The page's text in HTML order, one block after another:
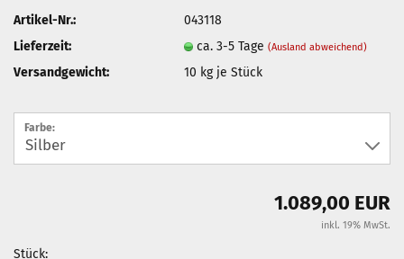
Artikel-Nr.:
043118
Lieferzeit:
ca. 3-5 Tage(Ausland abweichend)
Versandgewicht: 10 kg je Stück
Farbe:
1.089,00 EUR
inkl. 19% MwSt.
Stück: